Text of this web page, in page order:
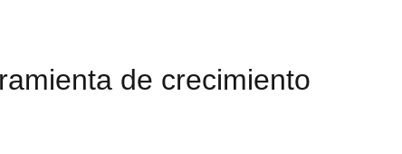
de crecimiento